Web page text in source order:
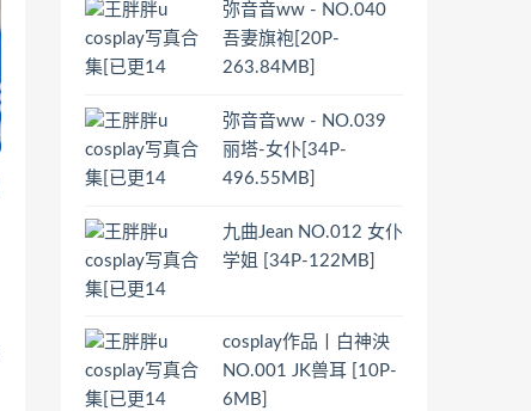
弥音音ww - NO.040
吾妻旗袍[20P-
263.84MB]
弥音音ww - NO.039
丽塔-女仆[34P-
496.55MB]
九曲Jean NO.012 女仆
学姐 [34P-122MB]
cosplay作品丨白神泱
NO.001 JK兽耳 [10P-
6MB]